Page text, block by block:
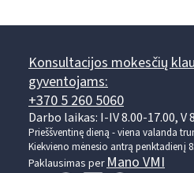
Konsultacijos mokesčių
gyventojams:
+370 5 260 5060
Darbo laikas: I-IV 8.00-17.00, V
Prieššventinę dieną - viena valanda
Kiekvieno mėnesio antrą penktadienį
Paklausimas perMano VMI